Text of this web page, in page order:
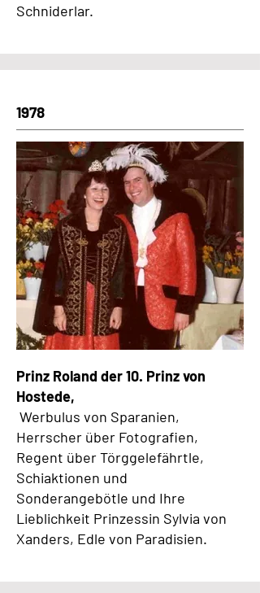
Schniderlar.
1978
Prinz Roland der 10. Prinz von
Hostede,
Werbulus von Sparanien,
Herrscher über Fotografien,
Regent über Törggelefährtle,
Schiaktionen und
Sonderangebötle und Ihre
Lieblichkeit Prinzessin Sylvia von
Xanders, Edle von Paradisien.